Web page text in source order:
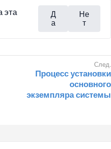
эта
Д
а
Не
т
Процесс установки
основного
экземпляра системы